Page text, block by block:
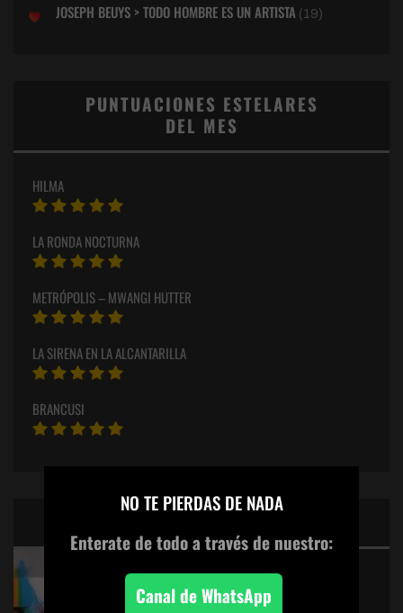
JOSEPH BEUYS > TODO HOMBRE ES UN ARTISTA (19)
PUNTUACIONES ESTELARES
DEL MES
HILMA
LA RONDA NOCTURNA
METRÓPOLIS – MWANGI HUTTER
LA SIRENA EN LA ALCANTARILLA
BRANCUSI
KITANO > AQUILES Y LA TORTUGA
NO TE PIERDAS DE NADA
Enterate de todoa través de nuestro:
Canal de WhatsApp